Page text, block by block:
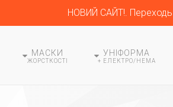
НОВИЙ САЙТ!. Переходь
МАСКИ
ЖОРСТКОСТІ
УНІФОРМА
+ ЕЛЕКТРО/HEMA